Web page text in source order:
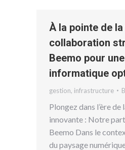
À la pointe de
collaboration
Beemo pour
informatique
gestion, infrastructure
Plongez dans l’ère
innovante : Notre
Beemo Dans le
du paysage